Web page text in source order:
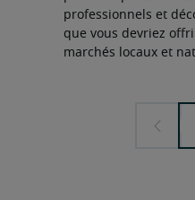
professionnels et
que vous devriez
marchés locaux et